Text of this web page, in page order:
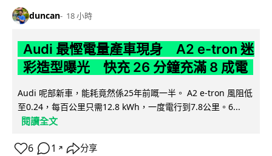
duncan 18 小時
Audi 最慳電量產車現身 A2 e-tron 迷
彩造型曝光 快充 26 分鐘充滿 8 成電
Audi 呢部新車，能耗竟然係25年前嘅一半。 A2 e-tron 風阻低
至0.24，每百公里只需12.8 kWh，一度電行到7.8公里。6...
閱讀全文
6 1 ↗ 分享